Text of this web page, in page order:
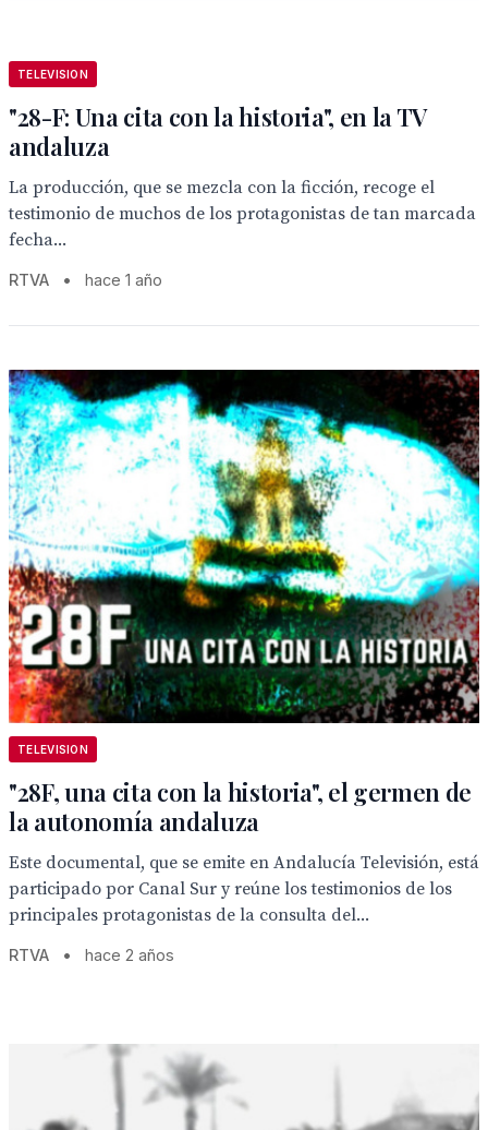
TELEVISION
"28-F: Una cita con la historia", en la TV
andaluza
La producción, que se mezcla con la ficción, recoge el
testimonio de muchos de los protagonistas de tan marcada
fecha...
RTVA • hace 1 año
TELEVISION
"28F, una cita con la historia", el germen de
la autonomía andaluza
Este documental, que se emite en Andalucía Televisión, está
participado por Canal Sur y reúne los testimonios de los
principales protagonistas de la consulta del...
RTVA • hace 2 años